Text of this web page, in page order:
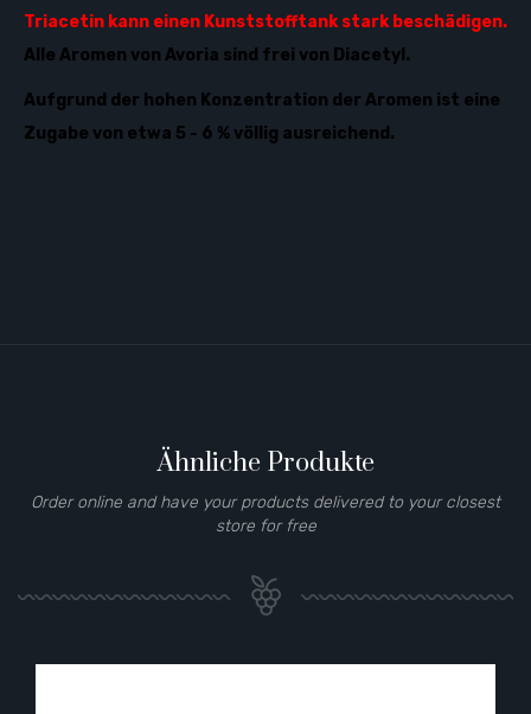
Triacetin kann einen Kunststofftank stark beschädigen.
Alle Aromen von Avoria sind frei von Diacetyl.
Aufgrund der hohen Konzentration der Aromen ist eine
Zugabe von etwa 5 - 6 % völlig ausreichend.
Ähnliche Produkte
Order online and have your products delivered to your closest
store for free